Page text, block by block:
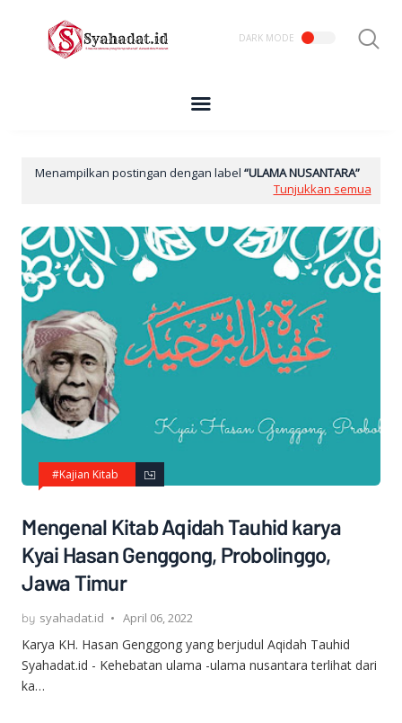
Menampilkan postingan dengan label ULAMA NUSANTARA
Tunjukkan semua
#Kajian Kitab
Mengenal Kitab Aqidah Tauhid karya
Kyai Hasan Genggong, Probolinggo,
Jawa Timur
syahadat.id April 06, 2022
Karya KH. Hasan Genggong yang berjudul Aqidah Tauhid
Syahadat.id - Kehebatan ulama -ulama nusantara terlihat dari
ka…